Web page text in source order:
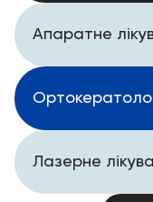
Апаратне
Лазерне